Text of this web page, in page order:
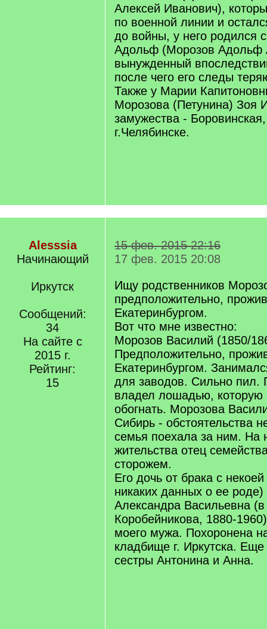
Алексей Иванович),
по военной линии и
до войны, у него родился
Адольф (Морозов Адольф
вынужденный
после чего его следы
Также у Марии
Морозова (Петунина) Зоя
замужества -
г.Челябинске.
Alesssia
Начинающий
Иркутск
Сообщений:
34
На сайте с
2015 г.
Рейтинг:
15
15 фев. 2015 22:16
17 фев. 2015 20:08
Ищу родственников
предположительно,
Екатеринбургом.
Вот что мне известно:
Морозов Василий (1850/
Предположительно,
Екатеринбургом.
для заводов. Сильно пил.
владел лошадью, которую
обогнать. Морозова
Сибирь - обстоятельства
семья поехала за ним. На
жительства отец
сторожем.
Его дочь от брака с
никаких данных о ее
Александра Васильевна
Коробейникова, 1880-
моего мужа. Похоронена
кладбище г. Иркутска.
сестры Антонина и Анна.